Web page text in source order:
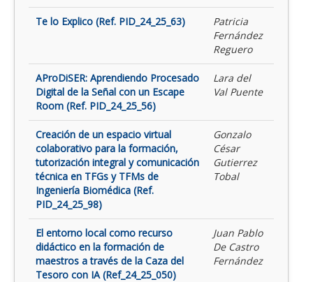
Te lo Explico (Ref. PID_24_25_63)
Patricia
Fernández
Reguero
AProDiSER: Aprendiendo Procesado
Digital de la Señal con un Escape
Room (Ref. PID_24_25_56)
Lara del
Val Puente
Creación de un espacio virtual
colaborativo para la formación,
tutorización integral y comunicación
técnica en TFGs y TFMs de
Ingeniería Biomédica (Ref.
PID_24_25_98)
Gonzalo
César
Gutierrez
Tobal
El entorno local como recurso
didáctico en la formación de
maestros a través de la Caza del
Tesoro con IA (Ref_24_25_050)
Juan Pablo
De Castro
Fernández